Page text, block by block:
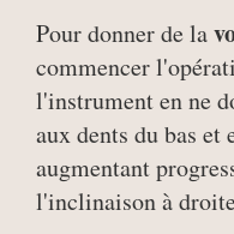
Pour donner de la
commencer
l'instrument en ne
aux dents du bas et
augmentant
l'inclinaison à